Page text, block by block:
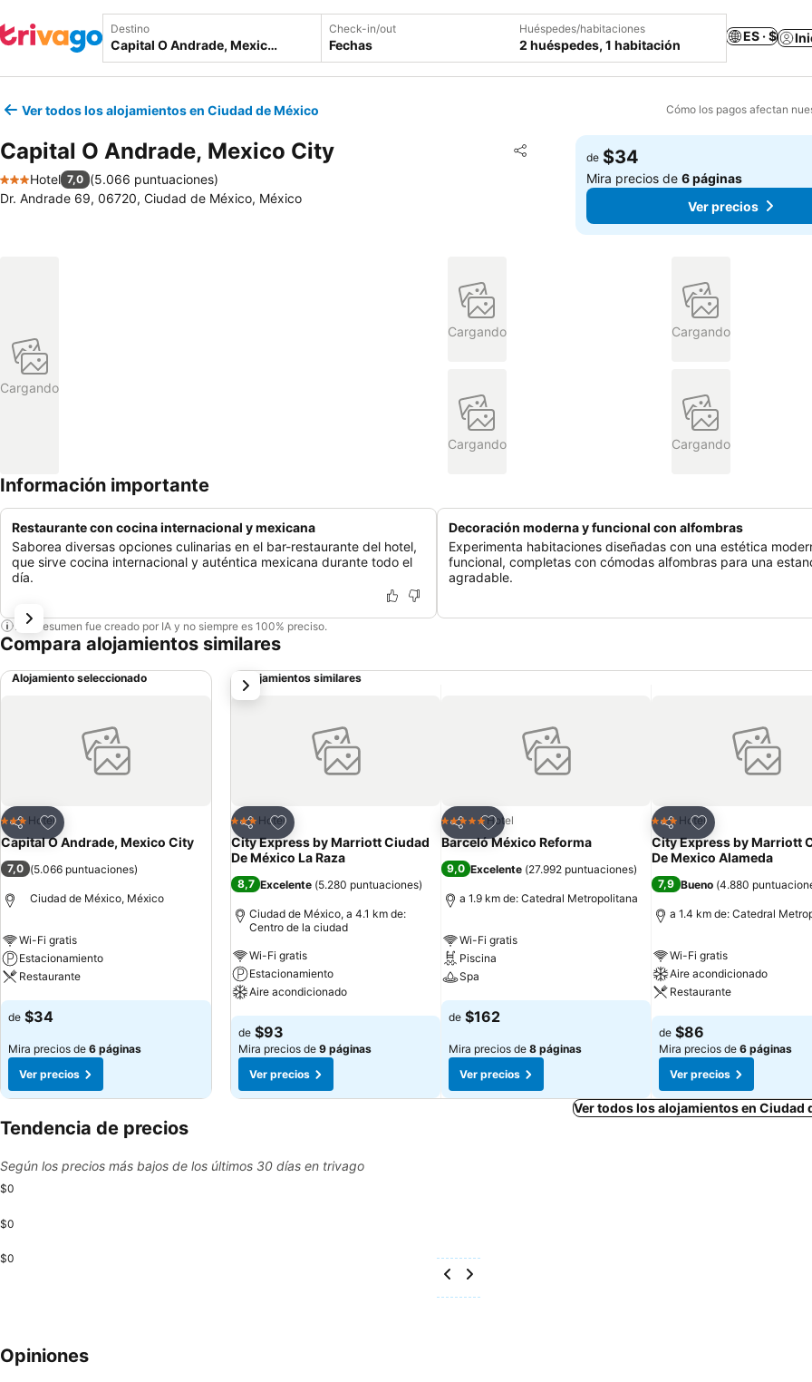
Destino Check-in/out
Fechas
Huéspedes/habitaciones
2 huéspedes, 1 habitación
ES · $
Ver todos los alojamientos en Ciudad de México Cómo los pagos afectan
Capital O Andrade, Mexico City Compartir
Agregar a favoritos
3 Estrellas
Hotel 7,0 (5.066 puntuaciones)
Dr. Andrade 69, 06720, Ciudad de México, México
de $34
Mira precios de6 páginas
Ver precios
Cargando
Cargando Cargando
Cargando Cargando
Información importante
Restaurante con cocina internacional y mexicana
Saborea diversas opciones culinarias en el bar-restaurante del hotel,
que sirve cocina internacional y auténtica mexicana durante todo el
día.
Decoración moderna y funcional con alfombras
Experimenta habitaciones diseñadas con una estética
funcional, completas con cómodas alfombras para una
agradable.
Este resumen fue creado por IA y no siempre es 100% preciso.
Compara alojamientos similares
Alojamiento seleccionado
Compartir
Agregar a favoritos
3 Estrellas
Hotel
Capital O Andrade, Mexico City
7,0 (5.066 puntuaciones)
Ciudad de México, México
Wi-Fi gratis
Estacionamiento
Restaurante
Ver precios
de $34
Mira precios de 6 páginas
Ver precios
Alojamientos similares
Compartir
Agregar a favoritos
3 Estrellas
Hotel
City Express by Marriott Ciudad
De México La Raza
8,7 Excelente (5.280 puntuaciones)
Ciudad de México, a 4.1 km de:
Centro de la ciudad
Wi-Fi gratis
Estacionamiento
Aire acondicionado
Ver precios
de $93
Mira precios de 9 páginas
Ver precios
Compartir
Agregar a favoritos
5 EstrellasHotel
Barceló México Reforma
9,0 Excelente (27.992 puntuaciones)
a 1.9 km de: Catedral Metropolitana
Wi-Fi gratis
Piscina
Spa
Ver precios
de $162
Mira precios de 8 páginas
Ver precios
Compartir
Agregar a
3 Estrellas
Hotel
City Express by Marriott
De Mexico Alameda
7,9 Bueno (4.880
a 1.4 km de: Catedral
Wi-Fi gratis
Aire acondicionado
Restaurante
Ver precios
de $86
Mira precios de 6 páginas
Ver precios
siguiente
Ver todos los alojamientos en Ciudad
Tendencia de precios
Según los precios más bajos de los últimos 30 días en trivago
$0
$0
$0
Opiniones